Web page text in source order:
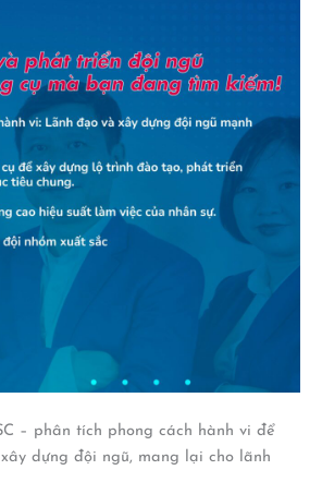
– phân tích phong cách hành vi để
dựng đội ngũ, mang lại cho lãnh